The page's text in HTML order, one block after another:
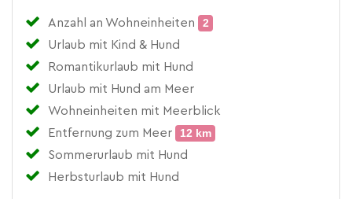
Anzahl an Wohneinheiten
2
Urlaub mit Kind & Hund
Romantikurlaub mit Hund
Urlaub mit Hund am Meer
Wohneinheiten mit Meerblick
Entfernung zum Meer
12 km
Sommerurlaub mit Hund
Herbsturlaub mit Hund